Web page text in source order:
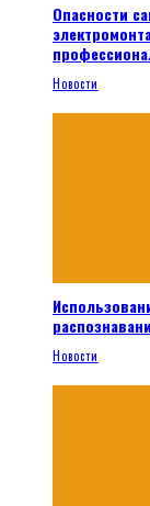
Опасности
Новости
Новости